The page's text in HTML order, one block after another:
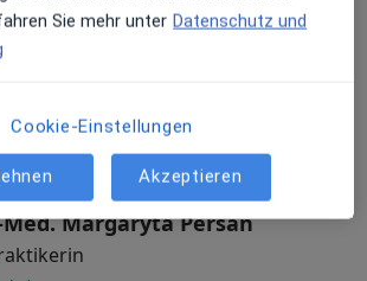
24 Bewertungen
Margaryta Persan
Sie mehr unter Datenschutz und
Cookie-Einstellungen
Akzeptieren